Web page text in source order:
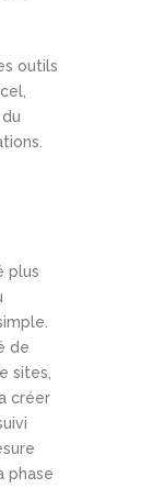
outils
plus
de
sites,
créer
phase